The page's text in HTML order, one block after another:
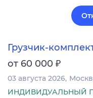
Грузчик-
от 60 000 ₽
03 августа 2026
ИНДИВИДУАЛЬНЫЙ